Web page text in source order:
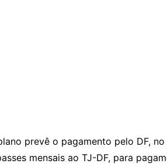
prevê o pagamento pelo DF,
mensais ao TJ-DF, para